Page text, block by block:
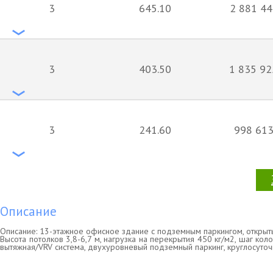
3 645.10 2 881
3 403.50 1 835
3 241.60 998
Описание
Описание: 13-этажное офисное здание с подземным паркингом,
Высота потолков 3,8-6,7 м, нагрузка на перекрытия 450 кг/м2, шаг
вытяжная/VRV система, двухуровневый подземный паркинг,